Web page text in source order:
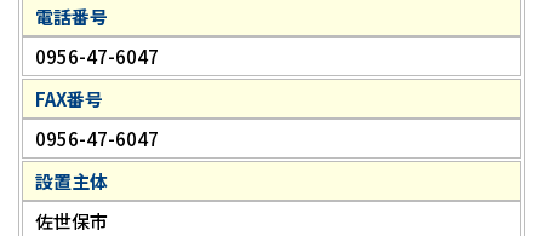
電話番号
0956-47-6047
FAX番号
0956-47-6047
設置主体
佐世保市